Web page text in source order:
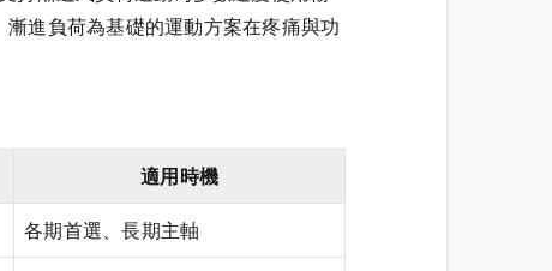
進負荷為基礎的運動方案在疼痛與功
適用時機
各期首選、長期主軸